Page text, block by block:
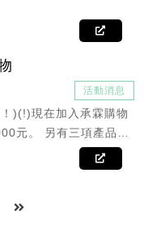
活動消息
)(!)現在加入承霖購物
元。 另有三項產品買
、恩順益生菌、喜樂明
品項 2.當月壽星都額
越多） 🌟🌟🌟🌟🌟公